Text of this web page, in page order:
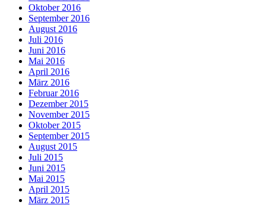
Oktober 2016
September 2016
August 2016
Juli 2016
Juni 2016
Mai 2016
April 2016
März 2016
Februar 2016
Dezember 2015
November 2015
Oktober 2015
September 2015
August 2015
Juli 2015
Juni 2015
Mai 2015
April 2015
März 2015